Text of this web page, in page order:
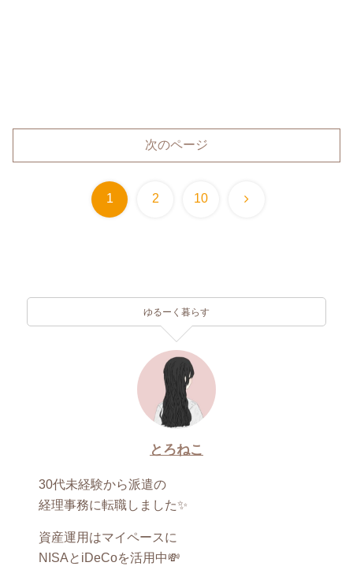
次のページ
1 2 10 次
ゆるーく暮らす
とろねこ
30代未経験から派遣の
経理事務に転職しました✨
資産運用はマイペースに
NISAとiDeCoを活用中💸